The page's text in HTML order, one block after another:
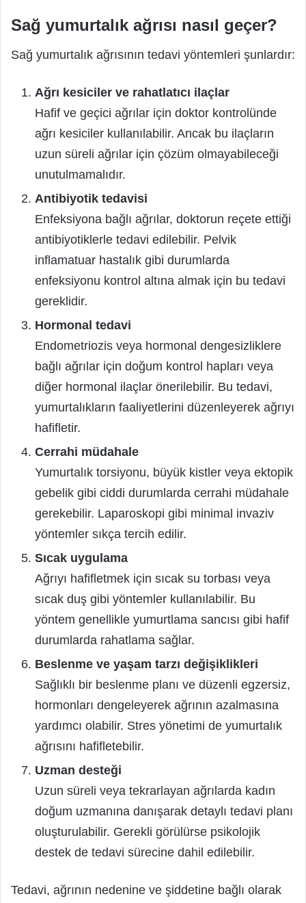
Sağ yumurtalık ağrısı nasıl geçer?
Sağ yumurtalık ağrısının tedavi yöntemleri şunlardır:
Ağrı kesiciler ve rahatlatıcı ilaçlar
Hafif ve geçici ağrılar için doktor kontrolünde
ağrı kesiciler kullanılabilir. Ancak bu ilaçların
uzun süreli ağrılar için çözüm olmayabileceği
unutulmamalıdır.
Antibiyotik tedavisi
Enfeksiyona bağlı ağrılar, doktorun reçete ettiği
antibiyotiklerle tedavi edilebilir. Pelvik
inflamatuar hastalık gibi durumlarda
enfeksiyonu kontrol altına almak için bu tedavi
gereklidir.
Hormonal tedavi
Endometriozis veya hormonal dengesizliklere
bağlı ağrılar için doğum kontrol hapları veya
diğer hormonal ilaçlar önerilebilir. Bu tedavi,
yumurtalıkların faaliyetlerini düzenleyerek ağrıyı
hafifletir.
Cerrahi müdahale
Yumurtalık torsiyonu, büyük kistler veya ektopik
gebelik gibi ciddi durumlarda cerrahi müdahale
gerekebilir. Laparoskopi gibi minimal invaziv
yöntemler sıkça tercih edilir.
Sıcak uygulama
Ağrıyı hafifletmek için sıcak su torbası veya
sıcak duş gibi yöntemler kullanılabilir. Bu
yöntem genellikle yumurtlama sancısı gibi hafif
durumlarda rahatlama sağlar.
Beslenme ve yaşam tarzı değişiklikleri
Sağlıklı bir beslenme planı ve düzenli egzersiz,
hormonları dengeleyerek ağrının azalmasına
yardımcı olabilir. Stres yönetimi de yumurtalık
ağrısını hafifletebilir.
Uzman desteği
Uzun süreli veya tekrarlayan ağrılarda kadın
doğum uzmanına danışarak detaylı tedavi planı
oluşturulabilir. Gerekli görülürse psikolojik
destek de tedavi sürecine dahil edilebilir.
Tedavi, ağrının nedenine ve şiddetine bağlı olarak